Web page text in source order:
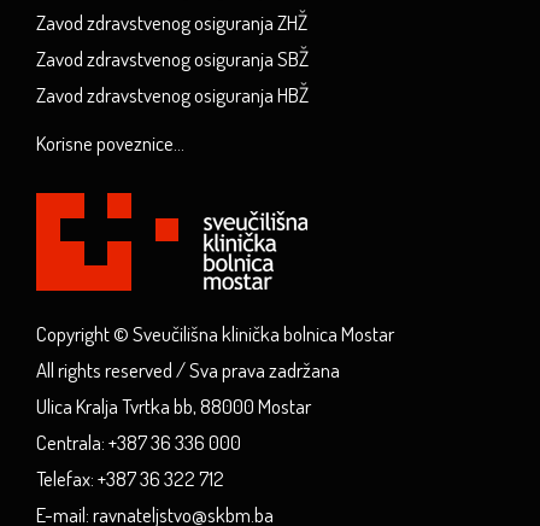
Zavod zdravstvenog osiguranja ZHŽ
Zavod zdravstvenog osiguranja SBŽ
Zavod zdravstvenog osiguranja HBŽ
Korisne poveznice...
Copyright © Sveučilišna klinička bolnica Mostar
All rights reserved / Sva prava zadržana
Ulica Kralja Tvrtka bb, 88000 Mostar
Centrala: +387 36 336 000
Telefax: +387 36 322 712
E-mail: ravnateljstvo@skbm.ba